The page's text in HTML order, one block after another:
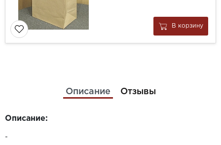
В корзину
Описание Отзывы
Описание:
-